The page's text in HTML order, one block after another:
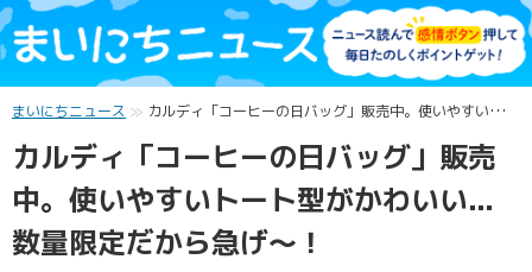
まいにちニュース カルディ「コーヒーの日バッグ」販売中。使いやすいトート型がかわいい...数量限定だから急げ～！
カルディ「コーヒーの日バッグ」販売
中。使いやすいトート型がかわいい...
数量限定だから急げ～！